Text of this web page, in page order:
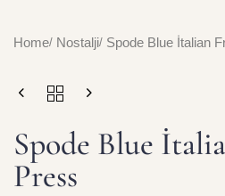
Home Nostalji Spode Blue İtalian
Spode Blue
Press